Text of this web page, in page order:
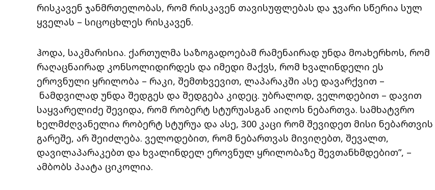
რისკავენ ჯანმრთელობას, რომ რისკავენ თავისუფლებას და ჯვარი სწერია სულ
ყველას – სიცოცხლეს რისკავენ.
ჰოდა, საკმარისია. ქართულმა საზოგადოებამ რამენაირად უნდა მოახერხოს, რომ
რაღაცნაირად კონსოლიდირდეს და იმედი მაქვს, რომ ხვალინდელი ეს
ეროვნული ყრილობა – რაკი, შემთხვევით, ლაპარაკში ასე დავარქვით –
ნამდვილად უნდა შედგეს და შედგება კიდეც. უბრალოდ, ველოდებით – დავით
საყვარელიძე შევიდა, რომ რობერტ სტურუასგან აიღოს ნებართვა. სამხატვრო
ხელმძღვანელია რობერტ სტურუა და ასე, 300 კაცი რომ შევიდეთ მისი ნებართვის
გარეშე, არ შეიძლება. ველოდებით, რომ ნებართვას მივიღებთ, შევალთ,
დავილაპარაკებთ და ხვალინდელ ეროვნულ ყრილობაზე შევთანხმდებით”, –
ამბობს პაატა ციკოლია.